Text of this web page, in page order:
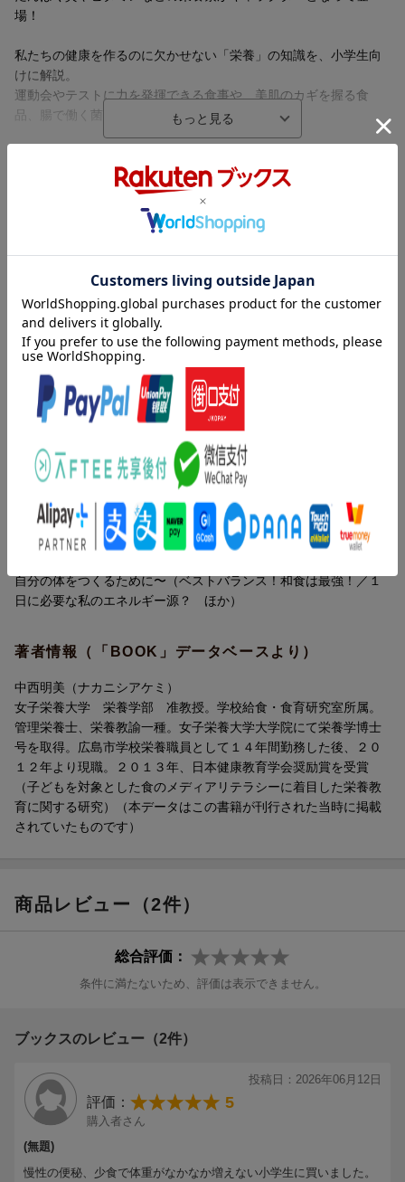
私たちの健康を作るのに欠かせない「栄養」の知識を、小学生向
けに解説。
運動会やテストに力を発揮できる食事や、美肌のカギを握る食
品、腸で働く菌などを紹介しています。
何の食品を食べたらいいのか、どうやって食べたらいいのかのヒ
給食や三色食品群などから、アレルギーや苦手食品を食べなくて
もバランスの良い食事ができるようなヒントも紹介しているの
できます。
場！
私たちの健康を作るのに欠かせない「栄養」の知識を、小学生向
けに解説。
運動会やテストに力を発揮できる食事や、美肌のカギを握る食
品、腸で働く菌などを紹介しています。
給食や三色食品群などから、アレルギーや苦手食品を食べなくて
もバランスの良い食事ができるようなヒントも紹介しているの
で、自分の状況にあわせて、何を食べたらいいのかをすぐに実践
「これしか食べられない」から、「これも食べられる」に！
「こうなりたい」を食事でかなえる！
オールカラーイラスト図解で楽しく学べる、こどものための本格
的な栄養学の本です。
内容紹介（「BOOK」データベースより）
栄養素キャラクターが教えてくれる！五大栄養素がせいぞろい！
目指せ！理想のボディ！体を作るたんぱく質。省エネで体を支え
る！脂質。すばやくエネルギーを生み出す！炭水化物。骨や歯、
血液などの機能を支える！ミネラル（無機質）。栄養素が働ける
目次（「BOOK」データベースより）
マンガ 栄養って何？／巻頭（体は何でできている？／食べたら
体の中では何が起こっているの？ ほか）／１章 栄養って何
だ？〜栄養を知ろう〜（どうしておなかがすくの？／水を飲んで
も太るって本当？ ほか）／２章 ウソ？ホント？栄養の素朴な
疑問を解決！〜栄養を正しく理解しよう〜（飲むだけで筋肉がつ
く？プロテインは魔法ってホント？／「炭酸ジュース＝骨に悪
い」ってホント？ ほか）／３章 栄養素を大解剖〜栄養素を知
って役立てよう〜（目指せ、理想のボディ！体をつくる“たんぱく
質”／ダイエットの敵？いやいや、美容のためにも働く“脂質” ほ
自分の体をつくるために〜（ベストバランス！和食は最強！／１
日に必要な私のエネルギー源？ ほか）
著者情報（「BOOK」データベースより）
中西明美（ナカニシアケミ）
女子栄養大学 栄養学部 准教授。学校給食・食育研究室所属。
管理栄養士、栄養教諭一種。女子栄養大学大学院にて栄養学博士
号を取得。広島市学校栄養職員として１４年間勤務した後、２０
１２年より現職。２０１３年、日本健康教育学会奨励賞を受賞
（子どもを対象とした食のメディアリテラシーに着目した栄養教
育に関する研究）（本データはこの書籍が刊行された当時に掲載
されていたものです）
商品レビュー（2件）
総合評価：
条件に満たないため、評価は表示できません。
ブックスのレビュー（2件）
投稿日：2026年06月12日
評価： 5
購入者さん
(無題)
慢性の便秘、少食で体重がなかなか増えない小学生に買いました。